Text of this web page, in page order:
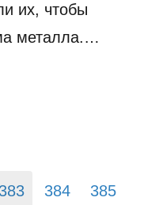
их, чтобы
металла.…
383 384 385